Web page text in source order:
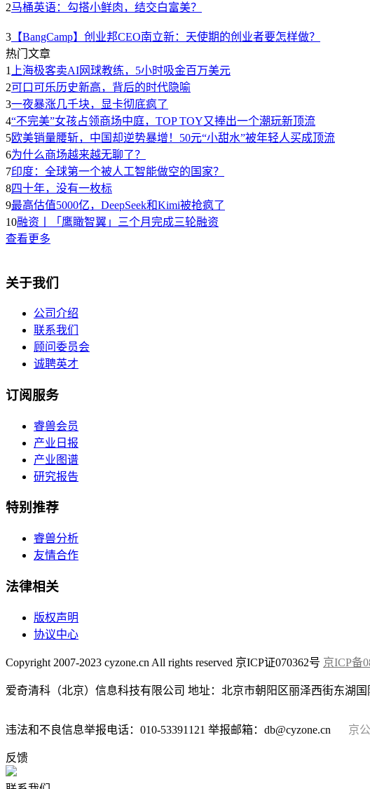
2马桶英语：勾搭小鲜肉，结交白富美？
3 【BangCamp】创业邦CEO南立新：天使期的创业者要怎样做？
热门文章
1
上海极客卖AI网球教练，5小时吸金百万美元
2可口可乐历史新高，背后的时代隐喻
3一夜暴涨几千块，显卡彻底疯了
4“不完美”女孩占领商场中庭，TOP TOY又捧出一个潮玩新顶流
5欧美销量腰斩，中国却逆势暴增！50元“小甜水”被年轻人买成顶流
6为什么商场越来越无聊了？
7印度：全球第一个被人工智能做空的国家？
8四十年，没有一枚标
9最高估值5000亿，DeepSeek和Kimi被抢疯了
10融资丨「鹰瞰智翼」三个月完成三轮融资
查看更多
关于我们
公司介绍
联系我们
顾问委员会
诚聘英才
订阅服务
睿兽会员
产业日报
产业图谱
研究报告
特别推荐
睿兽分析
友情合作
法律相关
版权声明
协议中心
Copyright 2007-2023 cyzone.cn All rights reserved 京ICP证070362号 京ICP备
爱奇清科（北京）信息科技有限公司 地址：北京市朝阳区丽泽西街东湖国
违法和不良信息举报电话：010-53391121 举报邮箱：db@cyzone.cn 京
反馈